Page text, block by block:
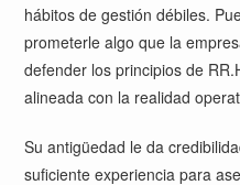
hábitos de gestión débiles.
prometerle algo que la
defender los principios de
alineada con la realidad
Su antigüedad le da
suficiente experiencia para